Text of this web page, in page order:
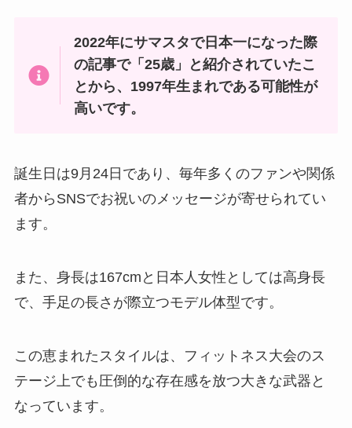
2022年にサマスタで日本一になった際
の記事で「25歳」と紹介されていたこ
とから、1997年生まれである可能性が
高いです。
誕生日は9月24日であり、毎年多くのファンや関係
者からSNSでお祝いのメッセージが寄せられてい
ます。
また、身長は167cmと日本人女性としては高身長
で、手足の長さが際立つモデル体型です。
この恵まれたスタイルは、フィットネス大会のス
テージ上でも圧倒的な存在感を放つ大きな武器と
なっています。